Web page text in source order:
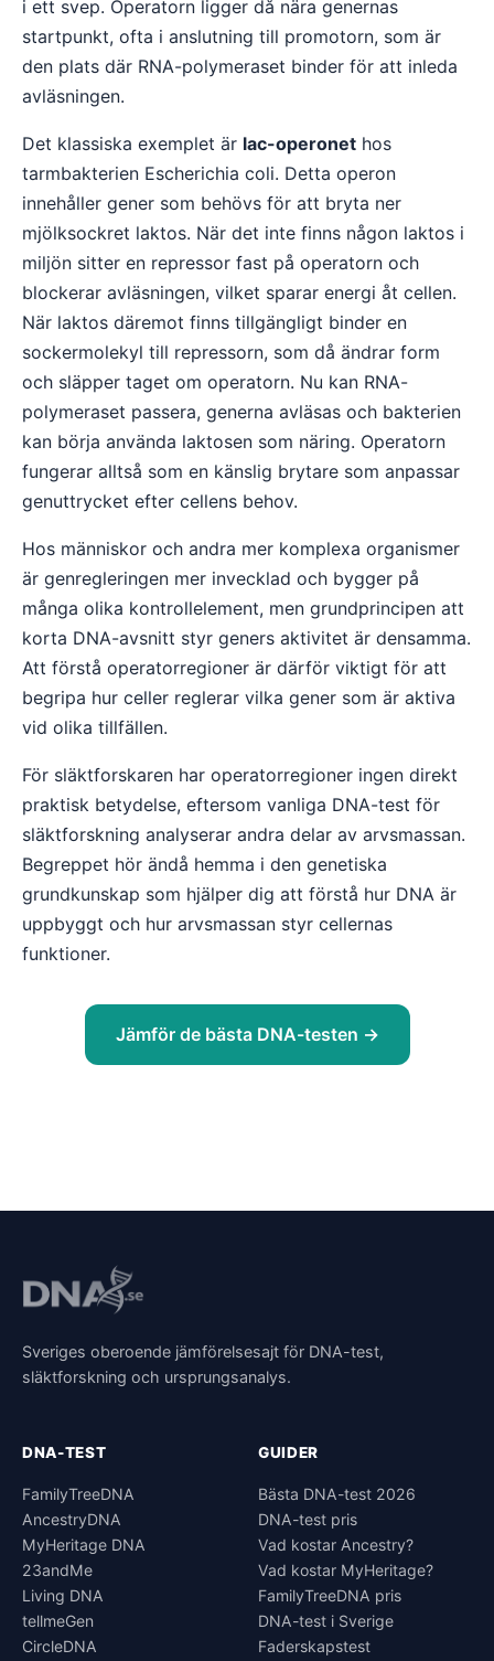
i ett svep. Operatorn ligger då nära genernas
startpunkt, ofta i anslutning till promotorn, som är
den plats där RNA-polymeraset binder för att inleda
avläsningen.
Det klassiska exemplet är lac-operonet hos
tarmbakterien Escherichia coli. Detta operon
innehåller gener som behövs för att bryta ner
mjölksockret laktos. När det inte finns någon laktos i
miljön sitter en repressor fast på operatorn och
blockerar avläsningen, vilket sparar energi åt cellen.
När laktos däremot finns tillgängligt binder en
sockermolekyl till repressorn, som då ändrar form
och släpper taget om operatorn. Nu kan RNA-
polymeraset passera, generna avläsas och bakterien
kan börja använda laktosen som näring. Operatorn
fungerar alltså som en känslig brytare som anpassar
genuttrycket efter cellens behov.
Hos människor och andra mer komplexa organismer
är genregleringen mer invecklad och bygger på
många olika kontrollelement, men grundprincipen att
korta DNA-avsnitt styr geners aktivitet är densamma.
Att förstå operatorregioner är därför viktigt för att
begripa hur celler reglerar vilka gener som är aktiva
vid olika tillfällen.
För släktforskaren har operatorregioner ingen direkt
praktisk betydelse, eftersom vanliga DNA-test för
släktforskning analyserar andra delar av arvsmassan.
Begreppet hör ändå hemma i den genetiska
grundkunskap som hjälper dig att förstå hur DNA är
uppbyggt och hur arvsmassan styr cellernas
funktioner.
Jämför de bästa DNA-testen →
Sveriges oberoende jämförelsesajt för DNA-test,
släktforskning och ursprungsanalys.
DNA-TEST
FamilyTreeDNA
AncestryDNA
MyHeritage DNA
23andMe
Living DNA
tellmeGen
CircleDNA
GUIDER
Bästa DNA-test 2026
DNA-test pris
Vad kostar Ancestry?
Vad kostar MyHeritage?
FamilyTreeDNA pris
DNA-test i Sverige
Faderskapstest